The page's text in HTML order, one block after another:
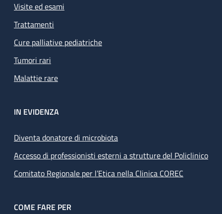
Visite ed esami
Trattamenti
Cure palliative pediatriche
Tumori rari
Malattie rare
IN EVIDENZA
Diventa donatore di microbiota
Accesso di professionisti esterni a strutture del Policlinico
Comitato Regionale per l’Etica nella Clinica COREC
COME FARE PER